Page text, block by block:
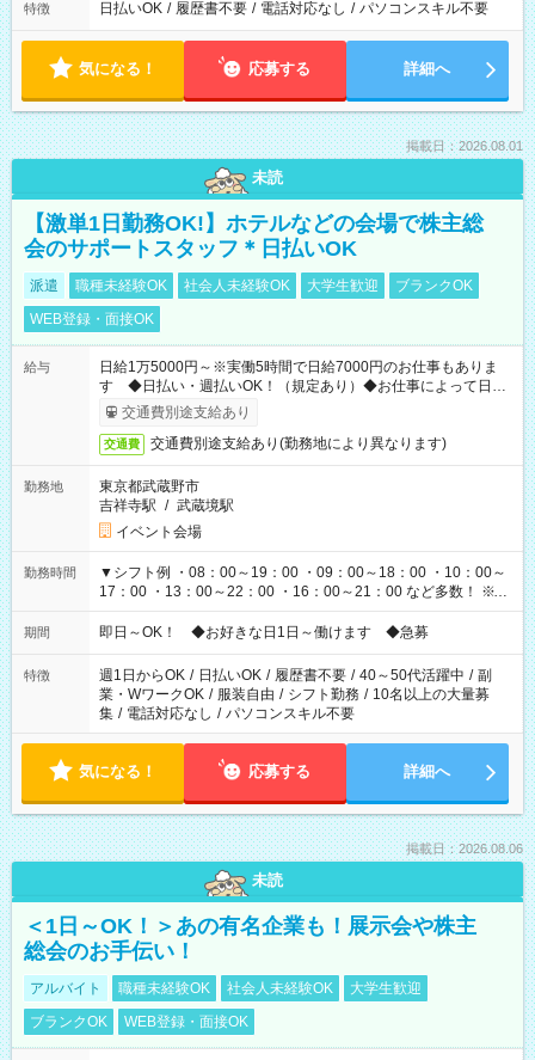
特徴 日払いOK / 履歴書不要 / 電話対応なし / パソコンスキル不要
気になる！ 応募する 詳細へ
掲載日：2026.08.01
未読
【激単1日勤務OK!】ホテルなどの会場で株主総
会のサポートスタッフ＊日払いOK
派遣 職種未経験OK 社会人未経験OK 大学生歓迎
ブランクOK
WEB登録・面接OK
給与
日給1万5000円～※実働5時間で日給7000円のお仕事もありま
す ◆日払い・週払いOK！（規定あり）◆お仕事によって日給
も異なります
交通費別途支給あり
交通費 交通費別途支給あり(勤務地により異なります)
勤務地
東京都武蔵野市
吉祥寺駅 / 武蔵境駅
イベント会場
勤務時間
▼シフト例 ・08：00～19：00 ・09：00～18：00 ・10：00～
17：00 ・13：00～22：00 ・16：00～21：00 など多数！ ※お
仕事により勤務時間が異なります
期間 即日～OK！ ◆お好きな日1日～働けます ◆急募
特徴 週1日からOK / 日払いOK / 履歴書不要 / 40～50代活躍中 / 副
業・WワークOK / 服装自由 / シフト勤務 / 10名以上の大量募
集 / 電話対応なし / パソコンスキル不要
気になる！ 応募する 詳細へ
掲載日：2026.08.06
未読
＜1日～OK！＞あの有名企業も！展示会や株主
総会のお手伝い！
アルバイト 職種未経験OK 社会人未経験OK
大学生歓迎
ブランクOK
WEB登録・面接OK